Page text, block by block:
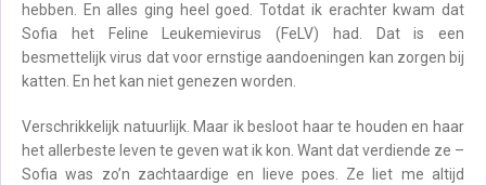
hebben. En alles ging heel goed. Totdat ik erachter kwam dat
Sofia het Feline Leukemievirus (FeLV) had. Dat is een
besmettelijk virus dat voor ernstige aandoeningen kan zorgen bij
katten. En het kan niet genezen worden.
Verschrikkelijk natuurlijk. Maar ik besloot haar te houden en haar
het allerbeste leven te geven wat ik kon. Want dat verdiende ze –
Sofia was zo’n zachtaardige en lieve poes. Ze liet me altijd